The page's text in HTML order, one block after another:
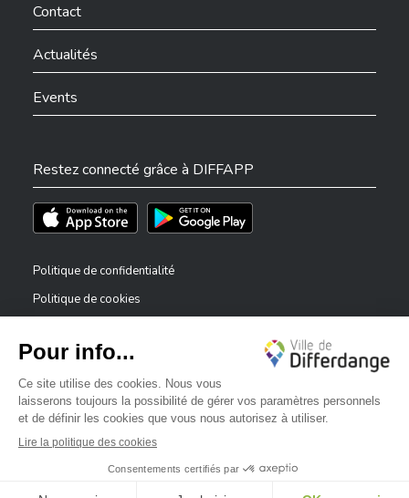
Contact
Actualités
Events
Restez connecté grâce à DIFFAPP
Téléchargez l'app sur l'App StoreTéléchargez l'app sur Play Store
Politique de confidentialité
Politique de cookies
Déclaration d’accessibilité
Dispositif de signalement — lanceurs d’alerte
©2026 Tous droits réservés . Ville de Differdange
✕
Bonjour, comment puis-je vous aider ?